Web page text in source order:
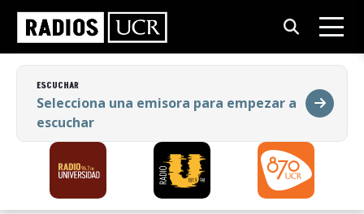
ESCUCHAR
Selecciona una emisora para empezar a
escuchar
ESCUCHAR
Selecciona una emisora para empezar a
escuchar